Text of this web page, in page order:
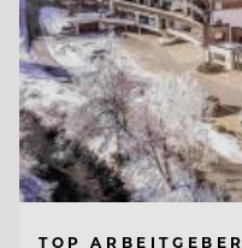
TOP ARBEITGEBER